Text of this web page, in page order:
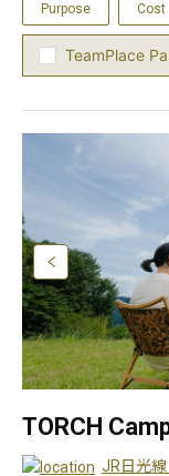
Purpose Cost
TeamPlace
TORCH
JR日光線「日光駅」／東武